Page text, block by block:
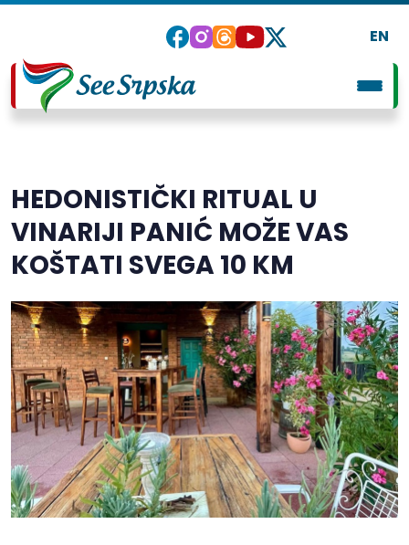
EN
HEDONISTIČKI RITUAL U
VINARIJI PANIĆ MOŽE VAS
KOŠTATI SVEGA 10 KM